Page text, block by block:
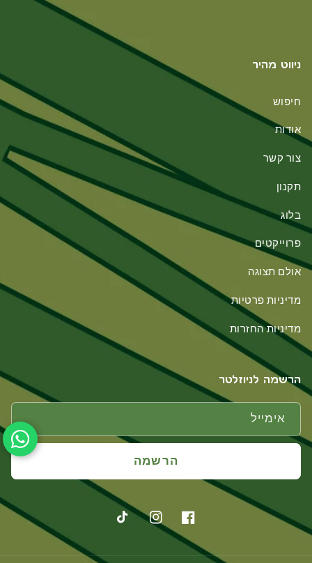
ניווט מהיר
חיפוש
אודות
צור קשר
תקנון
בלוג
פרוייקטים
אולם תצוגה
מדיניות פרטיות
מדיניות החזרות
הרשמה לניוזלטר
אימייל
הרשמה
פייסבוקאינסטגרםטיקטוק